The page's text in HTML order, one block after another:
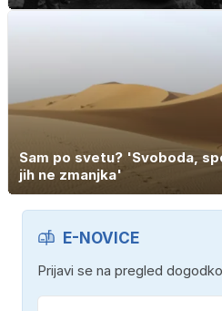
Sam po svetu? 'Svoboda,
jih ne zmanjka'
E-NOVICE
Prijavi se na pregled